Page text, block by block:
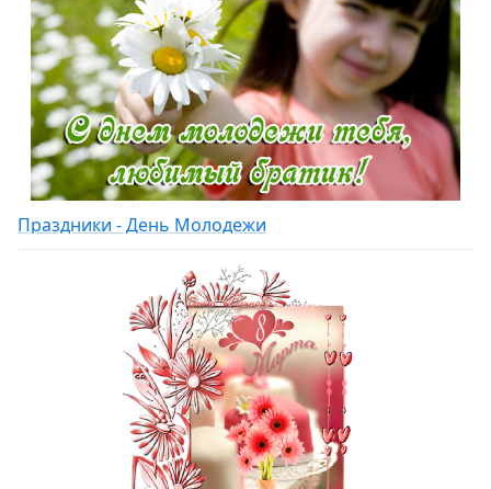
Праздники - День Молодежи